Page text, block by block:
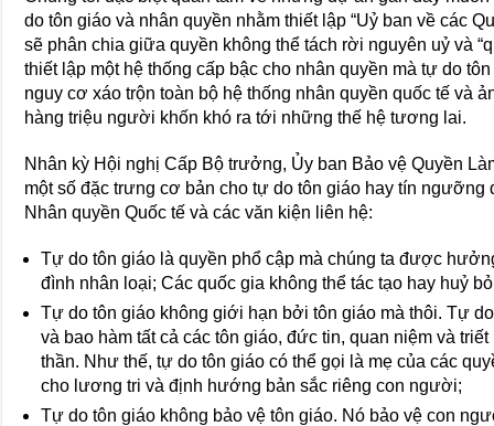
do tôn giáo và nhân quyền nhằm thiết lập “Uỷ ban về các
sẽ phân chia giữa quyền không thể tách rời nguyên uỷ và
thiết lập một hệ thống cấp bậc cho nhân quyền mà tự do
nguy cơ xáo trộn toàn bộ hệ thống nhân quyền quốc tế và
hàng triệu người khốn khó ra tới những thế hệ tương lai.
Nhân kỳ Hội nghị Cấp Bộ trưởng, Ủy ban Bảo vệ Quyền
một số đặc trưng cơ bản cho tự do tôn giáo hay tín
Nhân quyền Quốc tế và các văn kiện liên hệ:
Tự do tôn giáo là quyền phổ cập mà chúng ta được
đình nhân loại; Các quốc gia không thể tác tạo hay huỷ
Tự do tôn giáo không giới hạn bởi tôn giáo mà thôi. Tự
và bao hàm tất cả các tôn giáo, đức tin, quan niệm và
thần. Như thế, tự do tôn giáo có thể gọi là mẹ của các
cho lương tri và định hướng bản sắc riêng con người;
Tự do tôn giáo không bảo vệ tôn giáo. Nó bảo vệ con